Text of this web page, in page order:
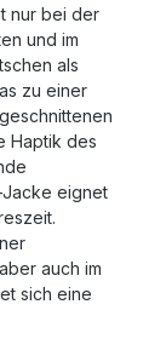
nur bei der
und im
als
zu einer
Haptik des
Jacke eignet
auch im
sich eine